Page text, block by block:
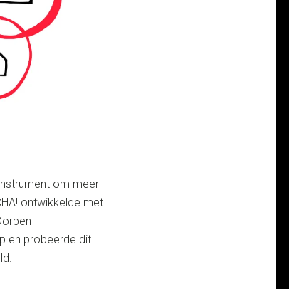
om meer
ontwikkelde met
en probeerde dit